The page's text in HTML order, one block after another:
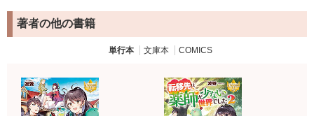
著者の他の書籍
単行本 文庫本 COMICS